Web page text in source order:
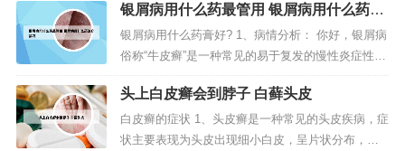
银屑病用什么药最管用 银屑病用什么药治
疗最好
银屑病用什么药膏好? 1、病情分析： 你好，银屑病
俗称“牛皮癣”是一种常见的易于复发的慢性炎症性皮
肤病， 指导意见： 特征性损害为红色丘疹或斑块上
覆有多层银白色鳞屑。2、维生素D3原生物：如钙泊
三醇倍他米松软膏，主要用于治疗银屑病或白癜
风，能够抑制皮肤细胞增生和诱导其分化，使银屑
头上白皮癣会到脖子 白藓头皮
白皮癣的症状 1、头皮癣是一种常见的头皮疾病，症
状主要表现为头皮出现细小白皮，呈片状分布，严